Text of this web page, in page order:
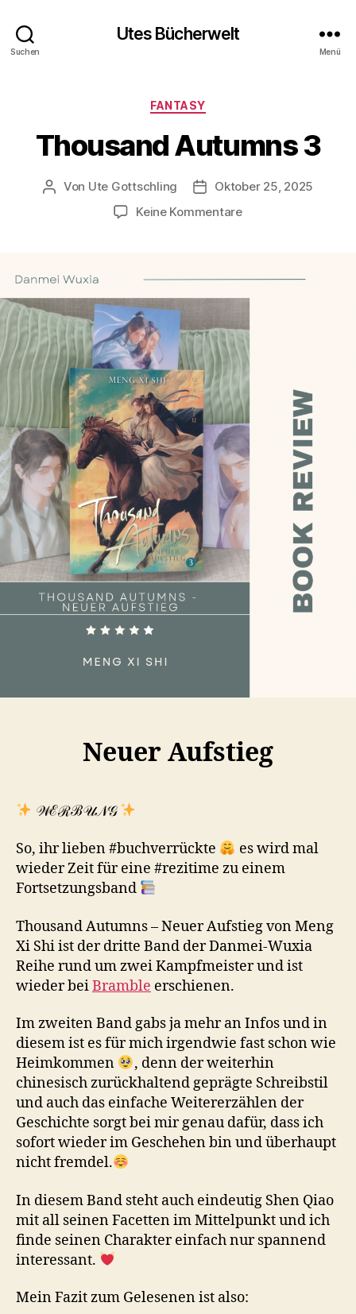
Suchen
Utes Bücherwelt
Menü
Kategorien
FANTASY
Thousand Autumns 3
Beitragsautor
Von Ute Gottschling Veröffentlichungsdatum
Oktober 25, 2025
Keine Kommentarezu
Neuer Aufstieg
𝒲ℰℛℬ𝒰𝒩𝒢
So, ihr lieben #buchverrückte
es wird mal
wieder Zeit für eine #rezitime zu einem
Fortsetzungsband
Thousand Autumns – Neuer Aufstieg von Meng
Xi Shi ist der dritte Band der Danmei-Wuxia
Reihe rund um zwei Kampfmeister und ist
wieder beiBramble erschienen.
Im zweiten Band gabs ja mehr an Infos und in
diesem ist es für mich irgendwie fast schon wie
Heimkommen
, denn der weiterhin
chinesisch zurückhaltend geprägte Schreibstil
und auch das einfache Weitererzählen der
Geschichte sorgt bei mir genau dafür, dass ich
sofort wieder im Geschehen bin und überhaupt
nicht fremdel.
In diesem Band steht auch eindeutig Shen Qiao
mit all seinen Facetten im Mittelpunkt und ich
finde seinen Charakter einfach nur spannend
interessant.
Mein Fazit zum Gelesenen ist also: